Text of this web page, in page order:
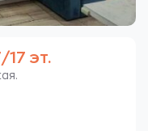
17 эт.